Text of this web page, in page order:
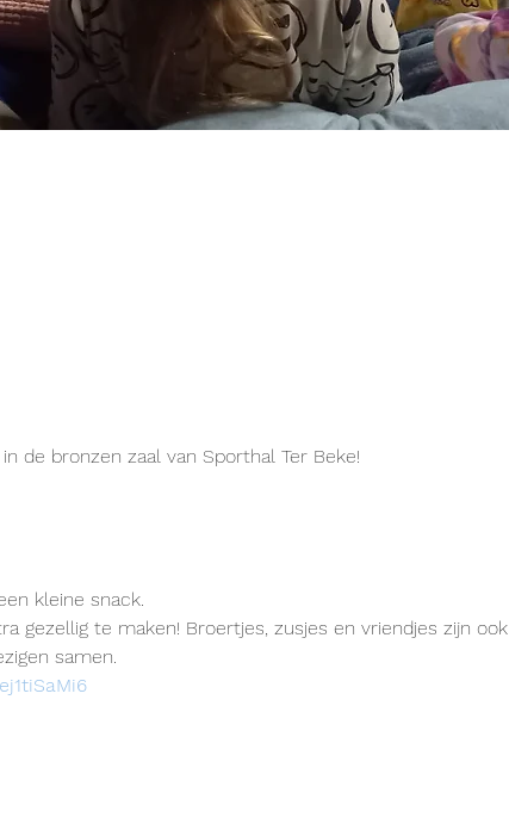
de bronzen zaal van Sporthal Ter Beke!
kleine snack.
gezellig te maken! Broertjes, zusjes en vriendjes zijn ook
samen.